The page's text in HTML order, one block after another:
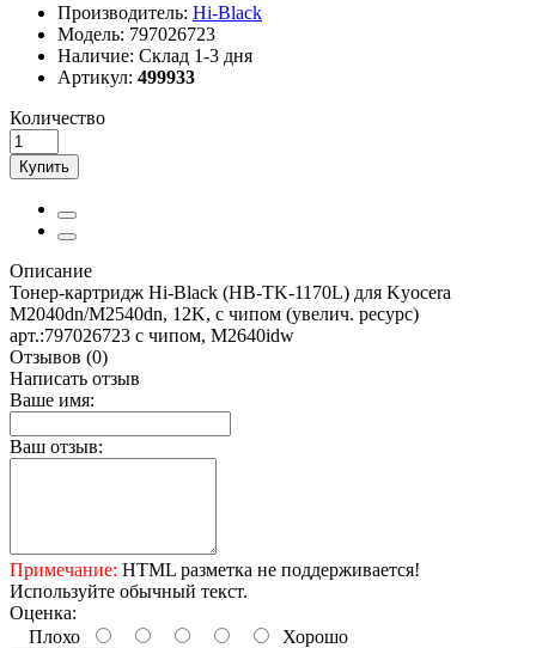
Производитель: Hi-Black
Модель: 797026723
Наличие: Склад 1-3 дня
Артикул: 499933
Количество
Купить
Описание
Тонер-картридж Hi-Black (HB-TK-1170L) для Kyocera
M2040dn/M2540dn, 12K, с чипом (увелич. ресурс)
арт.:797026723 с чипом, M2640idw
Отзывов (0)
Написать отзыв
Ваше имя:
Ваш отзыв:
Примечание: HTML разметка не поддерживается!
Используйте обычный текст.
Оценка:
Плохо
Хорошо